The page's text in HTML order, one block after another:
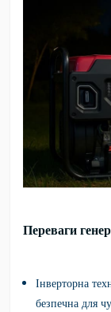
Переваги
Інверторна
безпечна для